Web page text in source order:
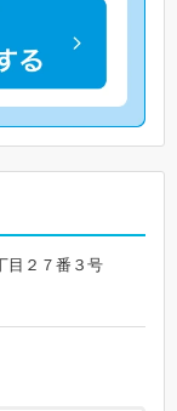
目２７番３号